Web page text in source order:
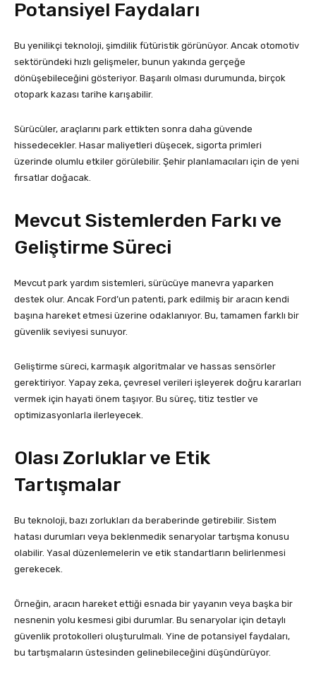
Potansiyel Faydaları
Bu yenilikçi teknoloji, şimdilik fütüristik görünüyor. Ancak otomotiv
sektöründeki hızlı gelişmeler, bunun yakında gerçeğe
dönüşebileceğini gösteriyor. Başarılı olması durumunda, birçok
otopark kazası tarihe karışabilir.
Sürücüler, araçlarını park ettikten sonra daha güvende
hissedecekler. Hasar maliyetleri düşecek, sigorta primleri
üzerinde olumlu etkiler görülebilir. Şehir planlamacıları için de yeni
fırsatlar doğacak.
Mevcut Sistemlerden Farkı ve
Geliştirme Süreci
Mevcut park yardım sistemleri, sürücüye manevra yaparken
destek olur. Ancak Ford’un patenti, park edilmiş bir aracın kendi
başına hareket etmesi üzerine odaklanıyor. Bu, tamamen farklı bir
güvenlik seviyesi sunuyor.
Geliştirme süreci, karmaşık algoritmalar ve hassas sensörler
gerektiriyor. Yapay zeka, çevresel verileri işleyerek doğru kararları
vermek için hayati önem taşıyor. Bu süreç, titiz testler ve
optimizasyonlarla ilerleyecek.
Olası Zorluklar ve Etik
Tartışmalar
Bu teknoloji, bazı zorlukları da beraberinde getirebilir. Sistem
hatası durumları veya beklenmedik senaryolar tartışma konusu
olabilir. Yasal düzenlemelerin ve etik standartların belirlenmesi
gerekecek.
Örneğin, aracın hareket ettiği esnada bir yayanın veya başka bir
nesnenin yolu kesmesi gibi durumlar. Bu senaryolar için detaylı
güvenlik protokolleri oluşturulmalı. Yine de potansiyel faydaları,
bu tartışmaların üstesinden gelinebileceğini düşündürüyor.